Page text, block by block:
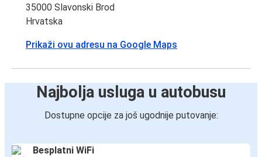
35000 Slavonski Brod
Hrvatska
Prikaži ovu adresu na Google Maps
Najbolja usluga u autobusu
Dostupne opcije za još ugodnije putovanje:
Besplatni WiFi